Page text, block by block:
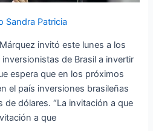
Sandra Patricia
invitó este lunes a los
de Brasil a invertir
espera que en los próximos
el país inversiones brasileñas
de dólares. “La invitación a que
a que